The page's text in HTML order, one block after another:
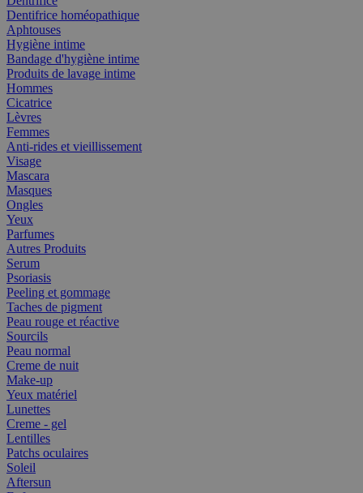
Dentifrice homéopathique
Aphtouses
Hygiène intime
Bandage d'hygiène intime
Produits de lavage intime
Hommes
Cicatrice
Lèvres
Femmes
Anti-rides et vieillissement
Visage
Mascara
Masques
Ongles
Yeux
Parfumes
Autres Produits
Serum
Psoriasis
Peeling et gommage
Taches de pigment
Peau rouge et réactive
Sourcils
Peau normal
Creme de nuit
Make-up
Yeux matériel
Lunettes
Creme - gel
Lentilles
Patchs oculaires
Soleil
Aftersun